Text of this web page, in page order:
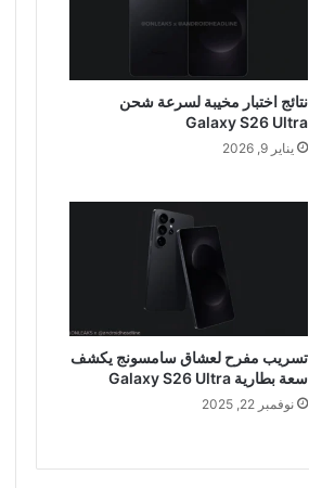
نتائج اختبار مخيبة لسرعة شحن
Galaxy S26 Ultra
يناير 9, 2026
تسريب مفرح لعشاق سامسونج يكشف
سعة بطارية Galaxy S26 Ultra
نوفمبر 22, 2025